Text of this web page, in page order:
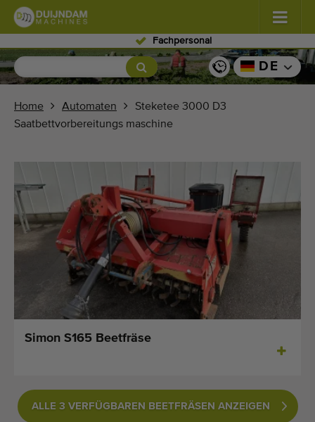
Fachpersonal
Blumen und Pflanzen (587)
Gewächshausgemüse (350)
Obst (336)
Förderbänder (441)
Verkauf Ihr Maschine!
Suche nach Typ
Zuletzt gesehen Maschinen
Importieren einer Maschine
DE
Home Automaten
Steketee 3000 D3
Saatbettvorbereitungs maschine
Simon S165 Beetfräse
ALLE 3 VERFÜGBAREN BEETFRÄSEN ANZEIGEN